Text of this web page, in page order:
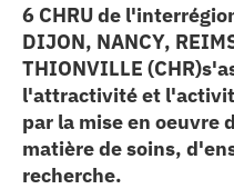
santé
au CHU
6 CHRU de
DIJON, NANCY,
THIONVILLE
l'attractivité et
par la mise en oeuvre
matière de soins,
recherche.